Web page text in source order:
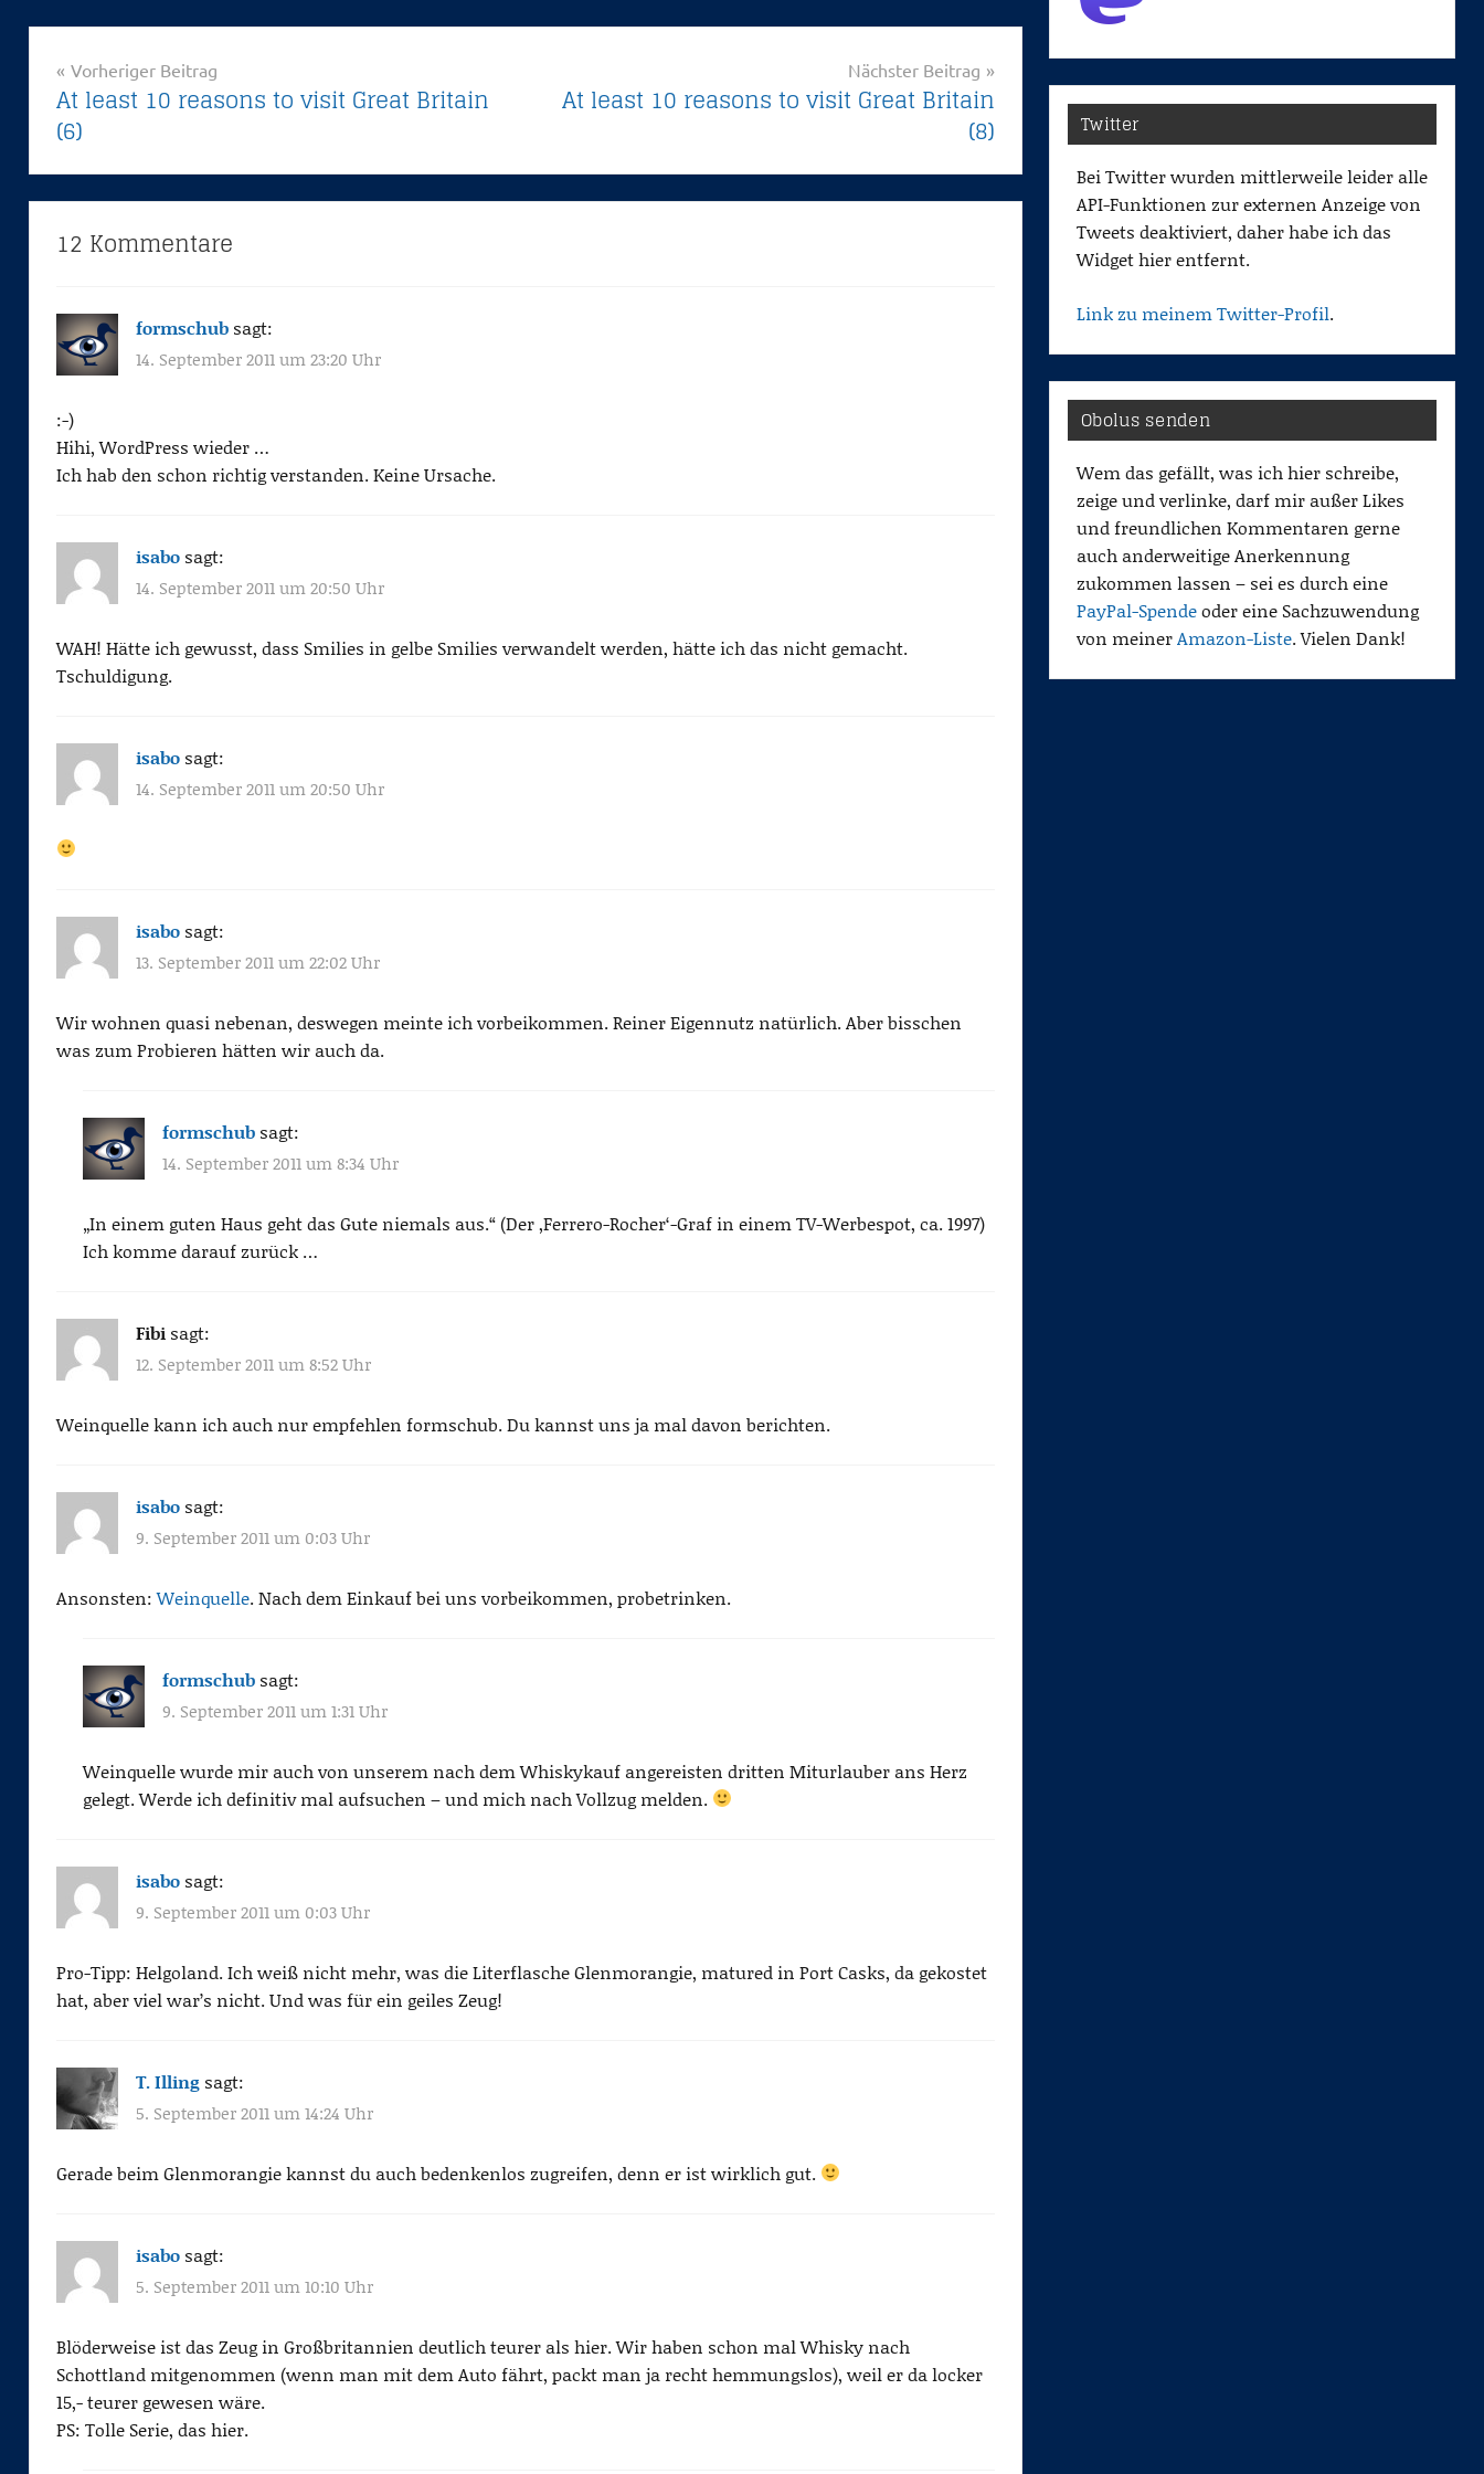
r
s
o
n
s
G
Beitragsnavigation
Vorheriger Beitrag
At least 10 reasons to visit Great Britain
(6)
Nächster Beitrag
At least 10 reasons to visit Great Britain
(8)
12 Kommentare
formschub sagt:
14. September 2011 um 23:20 Uhr
:-)
Hihi, WordPress wieder …
Ich hab den schon richtig verstanden. Keine Ursache.
isabo sagt:
14. September 2011 um 20:50 Uhr
WAH! Hätte ich gewusst, dass Smilies in gelbe Smilies verwandelt werden, hätte ich das nicht gemacht.
Tschuldigung.
isabo sagt:
14. September 2011 um 20:50 Uhr
isabo sagt:
13. September 2011 um 22:02 Uhr
Wir wohnen quasi nebenan, deswegen meinte ich vorbeikommen. Reiner Eigennutz natürlich. Aber bisschen
was zum Probieren hätten wir auch da.
formschub sagt:
14. September 2011 um 8:34 Uhr
„In einem guten Haus geht das Gute niemals aus.“ (Der ,Ferrero-Rocher‘-Graf in einem TV-Werbespot, ca. 1997)
Ich komme darauf zurück …
Fibi sagt:
12. September 2011 um 8:52 Uhr
Weinquelle kann ich auch nur empfehlen formschub. Du kannst uns ja mal davon berichten.
isabo sagt:
9. September 2011 um 0:03 Uhr
Ansonsten:Weinquelle. Nach dem Einkauf bei uns vorbeikommen, probetrinken.
formschub sagt:
9. September 2011 um 1:31 Uhr
Weinquelle wurde mir auch von unserem nach dem Whiskykauf angereisten dritten Miturlauber ans Herz
gelegt. Werde ich definitiv mal aufsuchen – und mich nach Vollzug melden.
isabo sagt:
9. September 2011 um 0:03 Uhr
Pro-Tipp: Helgoland. Ich weiß nicht mehr, was die Literflasche Glenmorangie, matured in Port Casks, da gekostet
hat, aber viel war’s nicht. Und was für ein geiles Zeug!
T. Illing sagt:
5. September 2011 um 14:24 Uhr
Gerade beim Glenmorangie kannst du auch bedenkenlos zugreifen, denn er ist wirklich gut.
isabo sagt:
5. September 2011 um 10:10 Uhr
Blöderweise ist das Zeug in Großbritannien deutlich teurer als hier. Wir haben schon mal Whisky nach
Schottland mitgenommen (wenn man mit dem Auto fährt, packt man ja recht hemmungslos), weil er da locker
15,- teurer gewesen wäre.
PS: Tolle Serie, das hier.
Twitter
Bei Twitter wurden mittlerweile leider alle
API-Funktionen zur externen Anzeige von
Tweets deaktiviert, daher habe ich das
Widget hier entfernt.
Link zu meinem Twitter-Profil.
Obolus senden
Wem das gefällt, was ich hier schreibe,
zeige und verlinke, darf mir außer Likes
und freundlichen Kommentaren gerne
auch anderweitige Anerkennung
zukommen lassen – sei es durch eine
PayPal-Spendeoder eine Sachzuwendung
von meinerAmazon-Liste. Vielen Dank!